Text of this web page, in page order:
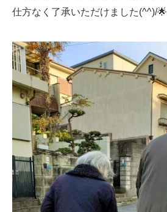
仕方なく了承いただけました(^^)/🌟